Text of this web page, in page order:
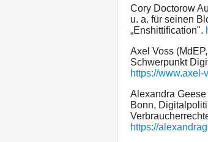
Cory Doctorow
u. a. für seinen
„Enshittification".
Axel Voss
Schwerpunkt
https://www.axel-
Alexandra
Bonn,
https://